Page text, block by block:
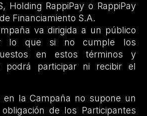
Holding RappiPay o RappiPay
Financiamiento S.A.
va dirigida a un público
lo que si no cumple los
en estos términos y
podrá participar ni recibir el
en la Campaña no supone un
de los Participantes